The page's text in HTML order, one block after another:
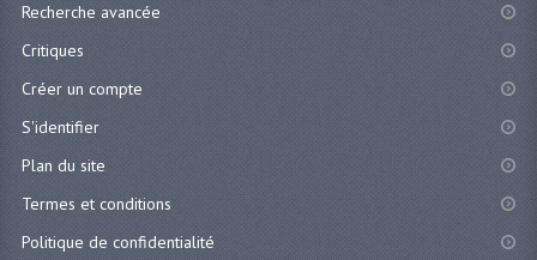
Recherche avancée
Critiques
Créer un compte
S'identifier
Plan du site
Termes et conditions
Politique de confidentialité